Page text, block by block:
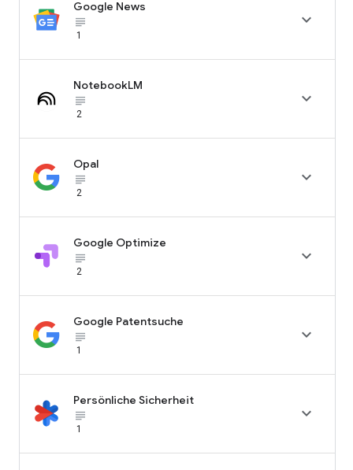
Google News
subject_black
1

NotebookLM
subject_black
2

Opal
subject_black
2

Google Optimize
subject_black
2

Google Patentsuche
subject_black
1

Persönliche Sicherheit
subject_black
1
